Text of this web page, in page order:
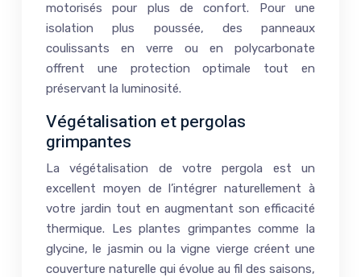
motorisés pour plus de confort. Pour une
isolation plus poussée, des panneaux
coulissants en verre ou en polycarbonate
offrent une protection optimale tout en
préservant la luminosité.
Végétalisation et pergolas
grimpantes
La végétalisation de votre pergola est un
excellent moyen de l’intégrer naturellement à
votre jardin tout en augmentant son efficacité
thermique. Les plantes grimpantes comme la
glycine, le jasmin ou la vigne vierge créent une
couverture naturelle qui évolue au fil des saisons,